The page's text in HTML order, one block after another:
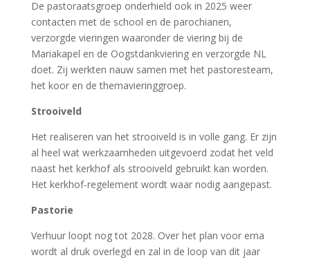
De pastoraatsgroep onderhield ook in 2025 weer
contacten met de school en de parochianen,
verzorgde vieringen waaronder de viering bij de
Mariakapel en de Oogstdankviering en verzorgde NL
doet. Zij werkten nauw samen met het pastoresteam,
het koor en de themavieringgroep.
Strooiveld
Het realiseren van het strooiveld is in volle gang. Er zijn
al heel wat werkzaamheden uitgevoerd zodat het veld
naast het kerkhof als strooiveld gebruikt kan worden.
Het kerkhof-regelement wordt waar nodig aangepast.
Pastorie
Verhuur loopt nog tot 2028. Over het plan voor erna
wordt al druk overlegd en zal in de loop van dit jaar